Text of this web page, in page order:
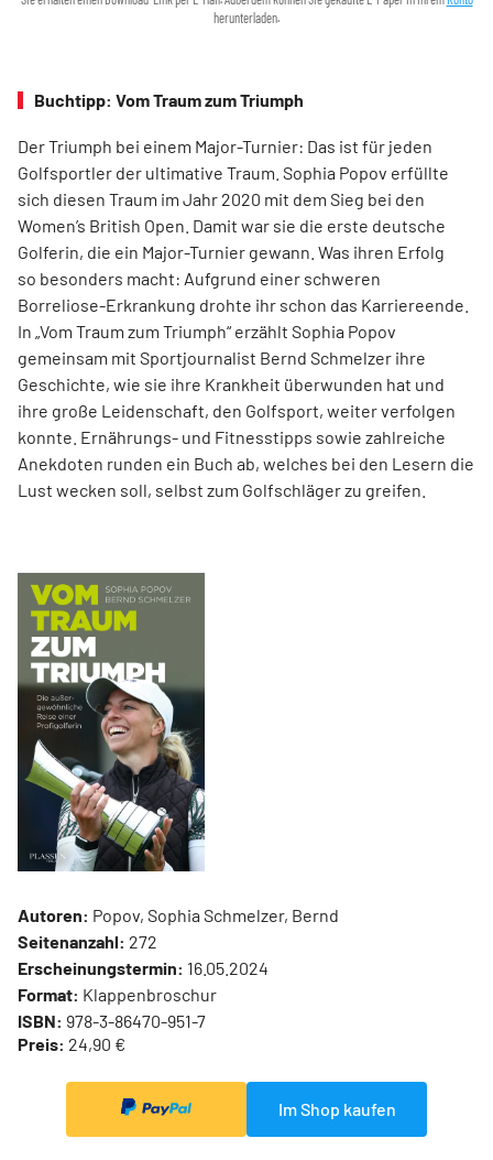
herunterladen.
Buchtipp: Vom Traum zum Triumph
Der Triumph bei einem Major-Turnier: Das ist für jeden
Golfsportler der ultimative Traum. Sophia Popov erfüllte
sich diesen Traum im Jahr 2020 mit dem Sieg bei den
Women’s British Open. Damit war sie die erste deutsche
Golferin, die ein Major-Turnier gewann. Was ihren Erfolg
so besonders macht: Aufgrund einer schweren
Borreliose-­Erkrankung drohte ihr schon das Karriereende.
In „Vom Traum zum Triumph“ erzählt Sophia Popov
gemeinsam mit Sport­journalist Bernd Schmelzer ihre
Geschichte, wie sie ihre Krankheit überwunden hat und
ihre große Leidenschaft, den Golfsport, weiter verfolgen
konnte. Ernährungs- und Fitnesstipps sowie zahlreiche
Anekdoten runden ein Buch ab, welches bei den Lesern die
Lust wecken soll, selbst zum Golfschläger zu greifen.
Autoren: Popov, Sophia Schmelzer, Bernd
Seitenanzahl: 272
Erscheinungstermin: 16.05.2024
Format: Klappenbroschur
ISBN: 978-3-86470-951-7
Preis: 24,90 €
Im Shop kaufen